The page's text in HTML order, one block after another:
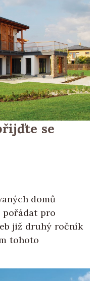
se
domů
pořádat pro
již druhý ročník
tohoto